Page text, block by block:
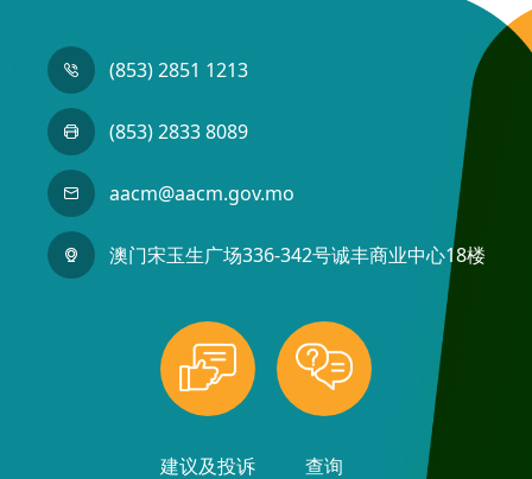
(853) 2851 1213
(853) 2833 8089
aacm@aacm.gov.mo
澳门宋玉生广场336-342号诚丰商业中心18楼
建议及投诉 查询